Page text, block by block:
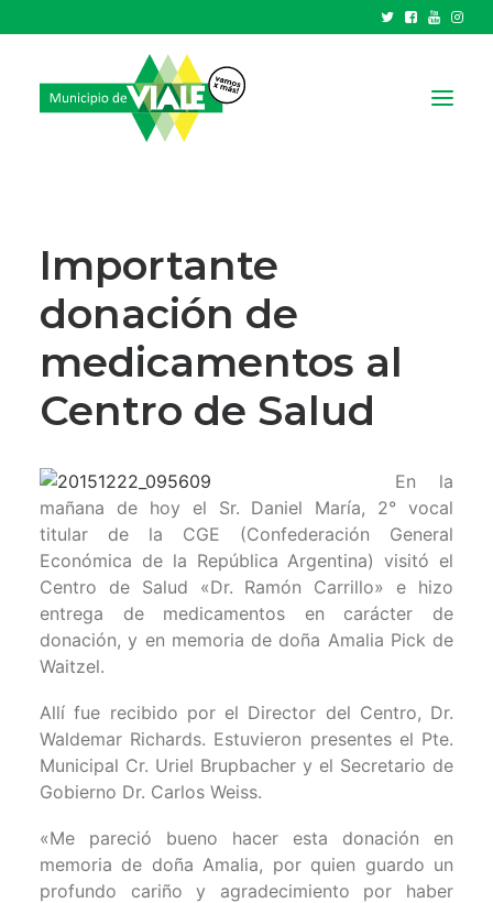
HCD
TRÁMITES Y SERVICIOS
CIUDAD
Importante
donación de
medicamentos al
Centro de Salud
En la
mañana de hoy el Sr. Daniel María, 2° vocal
titular de la CGE (Confederación General
Económica de la República Argentina) visitó el
Centro de Salud «Dr. Ramón Carrillo» e hizo
entrega de medicamentos en carácter de
donación, y en memoria de doña Amalia Pick de
Waitzel.
Allí fue recibido por el Director del Centro, Dr.
Waldemar Richards. Estuvieron presentes el Pte.
Municipal Cr. Uriel Brupbacher y el Secretario de
Gobierno Dr. Carlos Weiss.
«Me pareció bueno hacer esta donación en
memoria de doña Amalia, por quien guardo un
profundo cariño y agradecimiento por haber